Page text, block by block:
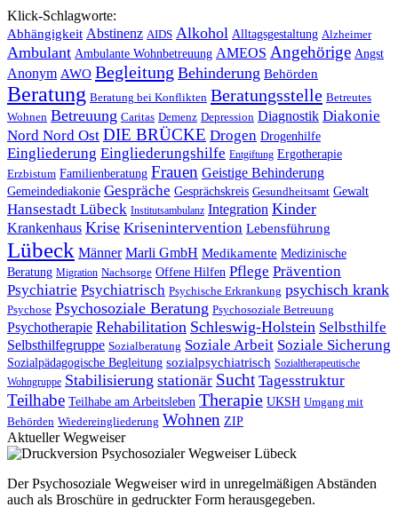
Klick-Schlagworte:
Abhängigkeit Abstinenz AIDS Alkohol Alltagsgestaltung Alzheimer
Ambulant Ambulante Wohnbetreuung AMEOS Angehörige Angst
Anonym AWO Begleitung Behinderung Behörden
Beratung Beratung bei Konflikten Beratungsstelle Betreutes
Wohnen Betreuung Caritas Demenz Depression Diagnostik Diakonie
Nord Nord Ost DIE BRÜCKE Drogen Drogenhilfe
Eingliederung Eingliederungshilfe Entgiftung Ergotherapie
Erzbistum Familienberatung Frauen Geistige Behinderung
Gemeindediakonie Gespräche Gesprächskreis Gesundheitsamt Gewalt
Hansestadt Lübeck Institutsambulanz Integration Kinder
Krankenhaus Krise Krisenintervention Lebensführung
Lübeck Männer Marli GmbH Medikamente Medizinische
Beratung Migration Nachsorge Offene Hilfen Pflege Prävention
Psychiatrie Psychiatrisch Psychische Erkrankung psychisch krank
Psychose Psychosoziale Beratung Psychosoziale Betreuung
Psychotherapie Rehabilitation Schleswig-Holstein Selbsthilfe
Selbsthilfegruppe Sozialberatung Soziale Arbeit Soziale Sicherung
Sozialpädagogische Begleitung sozialpsychiatrisch Sozialtherapeutische
Wohngruppe Stabilisierung stationär Sucht Tagesstruktur
Teilhabe Teilhabe am Arbeitsleben Therapie UKSH Umgang mit
Behörden Wiedereingliederung Wohnen ZIP
Aktueller Wegweiser
Der Psychosoziale Wegweiser wird in unregelmäßigen Abständen
auch als Broschüre in gedruckter Form herausgegeben.